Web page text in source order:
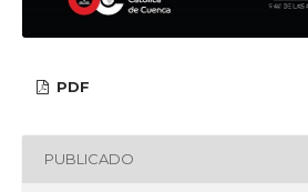
PDF
PUBLICADO